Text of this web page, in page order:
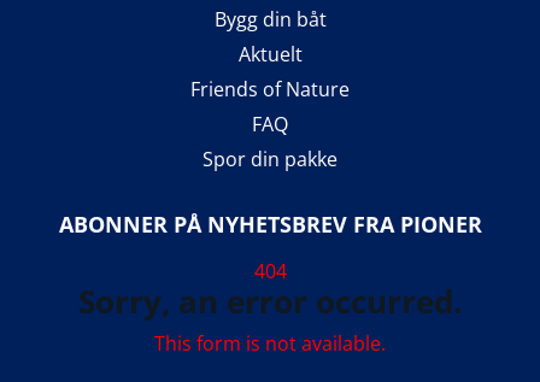
Bygg din båt
Aktuelt
Friends of Nature
FAQ
Spor din pakke
ABONNER PÅ NYHETSBREV FRA PIONER
404
Sorry, an error occurred.
This form is not available.